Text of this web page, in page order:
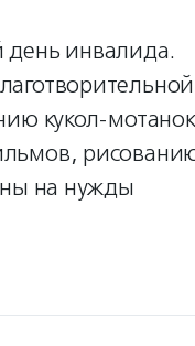
день инвалида.
кукол-
на нужды